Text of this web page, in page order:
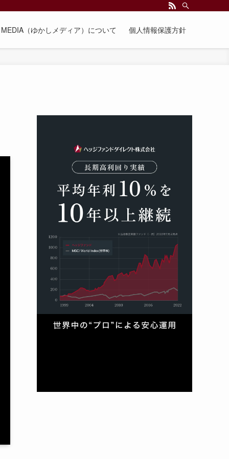
（ゆかしメディア）について 個人情報保護方針